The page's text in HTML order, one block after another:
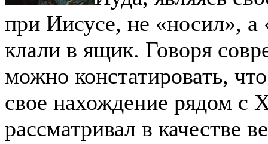
при Иисусе, не «носил», а
клали в ящик. Говоря
можно констатировать,
свое нахождение рядом с
рассматривал в качестве